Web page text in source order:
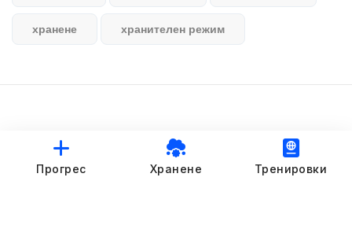
хранене хранителен режим
© StankovFit Progress App | 2025
Прогрес Хранене Тренировки